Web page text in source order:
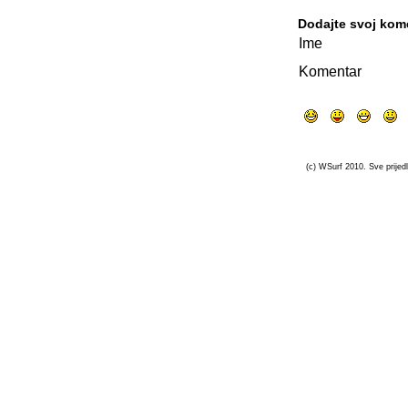
Dodajte svoj
Ime
Komentar
(c) WSurf 2010. Sve